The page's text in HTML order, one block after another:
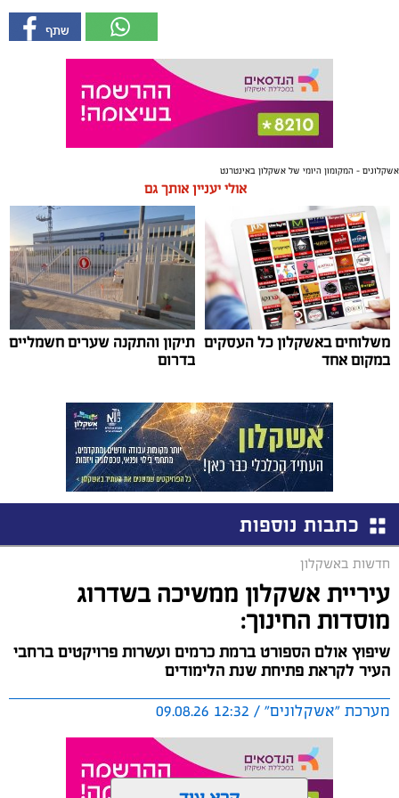
אשקלונים - המקומון היומי של אשקלון באינטרנט
אולי יעניין אותך גם
משלוחים באשקלון כל העסקים
במקום אחד
תיקון והתקנה שערים חשמליים
בדרום
כתבות נוספות
חדשות באשקלון
עיריית אשקלון ממשיכה בשדרוג
מוסדות החינוך:
שיפוץ אולם הספורט ברמת כרמים ועשרות פרויקטים ברחבי
העיר לקראת פתיחת שנת הלימודים
מערכת "אשקלונים" / 12:32 09.08.26